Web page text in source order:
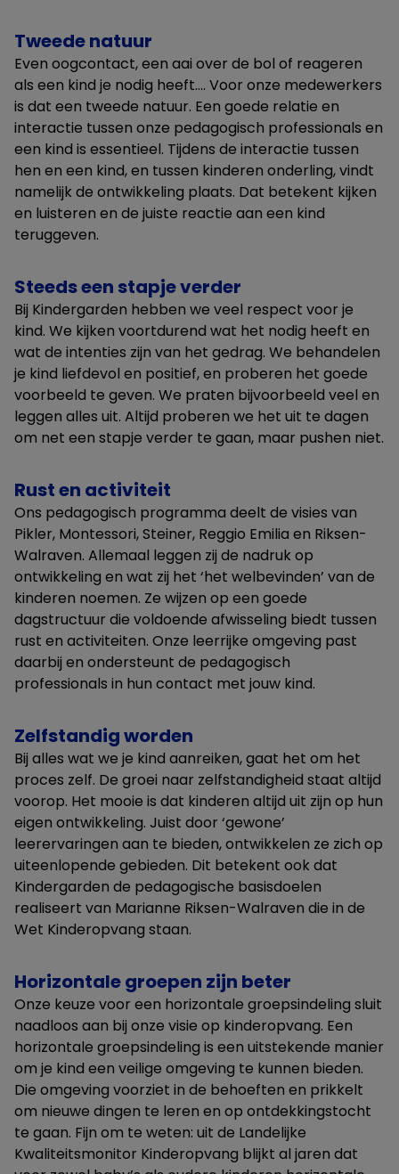
Tweede natuur
Even oogcontact, een aai over de bol of reageren
als een kind je nodig heeft…. Voor onze medewerkers
is dat een tweede natuur. Een goede relatie en
interactie tussen onze pedagogisch professionals en
een kind is essentieel. Tijdens de interactie tussen
hen en een kind, en tussen kinderen onderling, vindt
namelijk de ontwikkeling plaats. Dat betekent kijken
en luisteren en de juiste reactie aan een kind
teruggeven.
Steeds een stapje verder
Bij Kindergarden hebben we veel respect voor je
kind. We kijken voortdurend wat het nodig heeft en
wat de intenties zijn van het gedrag. We behandelen
je kind liefdevol en positief, en proberen het goede
voorbeeld te geven. We praten bijvoorbeeld veel en
leggen alles uit. Altijd proberen we het uit te dagen
om net een stapje verder te gaan, maar pushen niet.
Rust en activiteit
Ons pedagogisch programma deelt de visies van
Pikler, Montessori, Steiner, Reggio Emilia en Riksen-
Walraven. Allemaal leggen zij de nadruk op
ontwikkeling en wat zij het ‘het welbevinden’ van de
kinderen noemen. Ze wijzen op een goede
dagstructuur die voldoende afwisseling biedt tussen
rust en activiteiten. Onze leerrijke omgeving past
daarbij en ondersteunt de pedagogisch
professionals in hun contact met jouw kind.
Zelfstandig worden
Bij alles wat we je kind aanreiken, gaat het om het
proces zelf. De groei naar zelfstandigheid staat altijd
voorop. Het mooie is dat kinderen altijd uit zijn op hun
eigen ontwikkeling. Juist door ‘gewone’
leerervaringen aan te bieden, ontwikkelen ze zich op
uiteenlopende gebieden. Dit betekent ook dat
Kindergarden de pedagogische basisdoelen
realiseert van Marianne Riksen-Walraven die in de
Wet Kinderopvang staan.
Horizontale groepen zijn beter
Onze keuze voor een horizontale groepsindeling sluit
naadloos aan bij onze visie op kinderopvang. Een
horizontale groepsindeling is een uitstekende manier
om je kind een veilige omgeving te kunnen bieden.
Die omgeving voorziet in de behoeften en prikkelt
om nieuwe dingen te leren en op ontdekkingstocht
te gaan. Fijn om te weten: uit de Landelijke
Kwaliteitsmonitor Kinderopvang blijkt al jaren dat